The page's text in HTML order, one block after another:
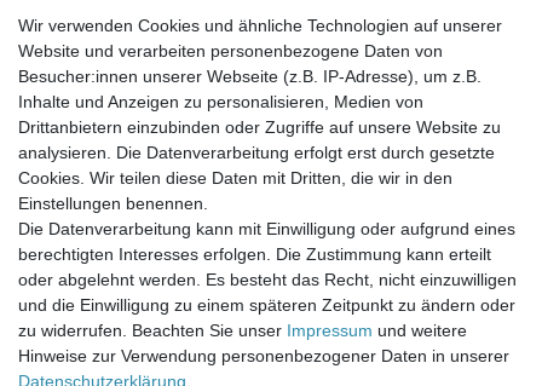
Newsletter-Anmeldung
FAQ / Fragen
Mein Warenkorb
Mein Merkzettel
Mein Konto
UNSER LADENGESCHÄFT
Gottlieb-Daimler-Str. 10
33334 Gütersloh
ÖFFNUNGSZEITEN
Montag - Dienstag: 8.00 - 18.00 Uhr, Mittwoch Ruhetag,
Wir verwenden Cookies und ähnliche Technologien auf unserer
Website und verarbeiten personenbezogene Daten von
Besucher:innen unserer Webseite (z.B. IP-Adresse), um z.B.
Inhalte und Anzeigen zu personalisieren, Medien von
Drittanbietern einzubinden oder Zugriffe auf unsere Website zu
analysieren. Die Datenverarbeitung erfolgt erst durch gesetzte
Cookies. Wir teilen diese Daten mit Dritten, die wir in den
Einstellungen benennen.
Die Datenverarbeitung kann mit Einwilligung oder aufgrund eines
berechtigten Interesses erfolgen. Die Zustimmung kann erteilt
oder abgelehnt werden. Es besteht das Recht, nicht einzuwilligen
und die Einwilligung zu einem späteren Zeitpunkt zu ändern oder
zu widerrufen. Beachten Sie unser Impressum und weitere
Hinweise zur Verwendung personenbezogener Daten in unserer
Daten­schutz­erklärung